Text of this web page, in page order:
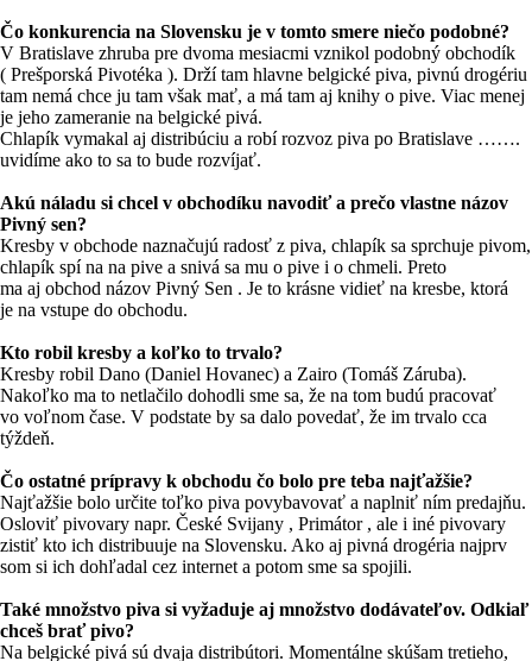
Čo konkurencia na Slovensku je v tomto smere niečo podobné?
V Bratislave zhruba pre dvoma mesiacmi vznikol podobný obchodík
( Prešporská Pivotéka ). Drží tam hlavne belgické piva, pivnú drogériu
tam nemá chce ju tam však mať, a má tam aj knihy o pive. Viac menej
je jeho zameranie na belgické pivá.
Chlapík vymakal aj distribúciu a robí rozvoz piva po Bratislave …….
uvidíme ako to sa to bude rozvíjať.
Akú náladu si chcel v obchodíku navodiť a prečo vlastne názov
Pivný sen?
Kresby v obchode naznačujú radosť z piva, chlapík sa sprchuje pivom,
chlapík spí na na pive a snivá sa mu o pive i o chmeli. Preto
ma aj obchod názov Pivný Sen . Je to krásne vidieť na kresbe, ktorá
je na vstupe do obchodu.
Kto robil kresby a koľko to trvalo?
Kresby robil Dano (Daniel Hovanec) a Zairo (Tomáš Záruba).
Nakoľko ma to netlačilo dohodli sme sa, že na tom budú pracovať
vo voľnom čase. V podstate by sa dalo povedať, že im trvalo cca
týždeň.
Čo ostatné prípravy k obchodu čo bolo pre teba najťažšie?
Najťažšie bolo určite toľko piva povybavovať a naplniť ním predajňu.
Osloviť pivovary napr. České Svijany , Primátor , ale i iné pivovary
zistiť kto ich distribuuje na Slovensku. Ako aj pivná drogéria najprv
som si ich dohľadal cez internet a potom sme sa spojili.
Také množstvo piva si vyžaduje aj množstvo dodávateľov. Odkiaľ
chceš brať pivo?
Na belgické pivá sú dvaja distribútori. Momentálne skúšam tretieho,